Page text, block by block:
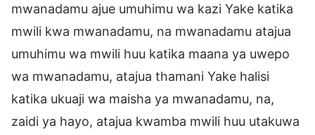
mwanadamu ajue umuhimu wa kazi Yake katika
mwili kwa mwanadamu, na mwanadamu atajua
umuhimu wa mwili huu katika maana ya uwepo
wa mwanadamu, atajua thamani Yake halisi
katika ukuaji wa maisha ya mwanadamu, na,
zaidi ya hayo, atajua kwamba mwili huu utakuwa